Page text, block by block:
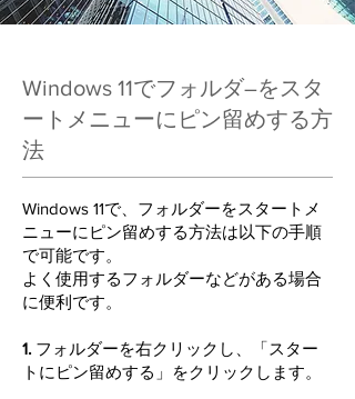
​Windows 11でフォルダ―をスタ
ートメニューにピン留めする方
法
Windows 11で、フォルダーをスタートメ
ニューにピン留めする方法は以下の手順
で可能です。
​よく使用するフォルダーなどがある場合
に便利です。
1. フォルダーを右クリックし、「スター
トにピン留めする」をクリックします。